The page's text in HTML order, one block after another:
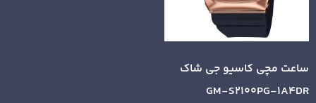
ساعت مچی کاسیو جی شاک
GM-S2100PG-1A4DR